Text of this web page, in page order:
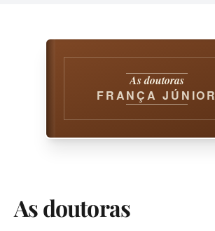
As doutoras
FRANÇA JÚNIOR
As doutoras